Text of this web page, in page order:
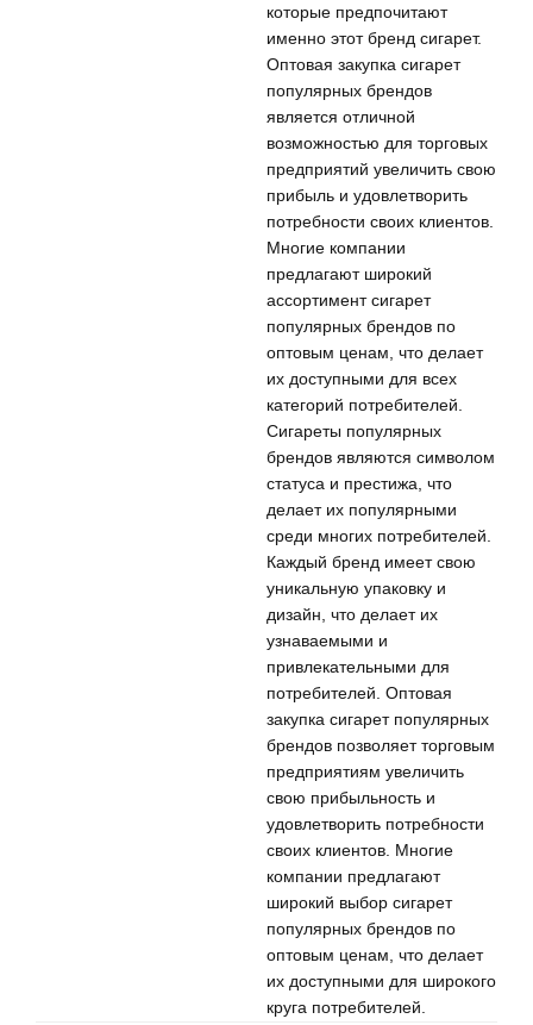
которые предпочитают
именно этот бренд сигарет.
Оптовая закупка сигарет
популярных брендов
является отличной
возможностью для торговых
предприятий увеличить свою
прибыль и удовлетворить
потребности своих клиентов.
Многие компании
предлагают широкий
ассортимент сигарет
популярных брендов по
оптовым ценам, что делает
их доступными для всех
категорий потребителей.
Сигареты популярных
брендов являются символом
статуса и престижа, что
делает их популярными
среди многих потребителей.
Каждый бренд имеет свою
уникальную упаковку и
дизайн, что делает их
узнаваемыми и
привлекательными для
потребителей. Оптовая
закупка сигарет популярных
брендов позволяет торговым
предприятиям увеличить
свою прибыльность и
удовлетворить потребности
своих клиентов. Многие
компании предлагают
широкий выбор сигарет
популярных брендов по
оптовым ценам, что делает
их доступными для широкого
круга потребителей.